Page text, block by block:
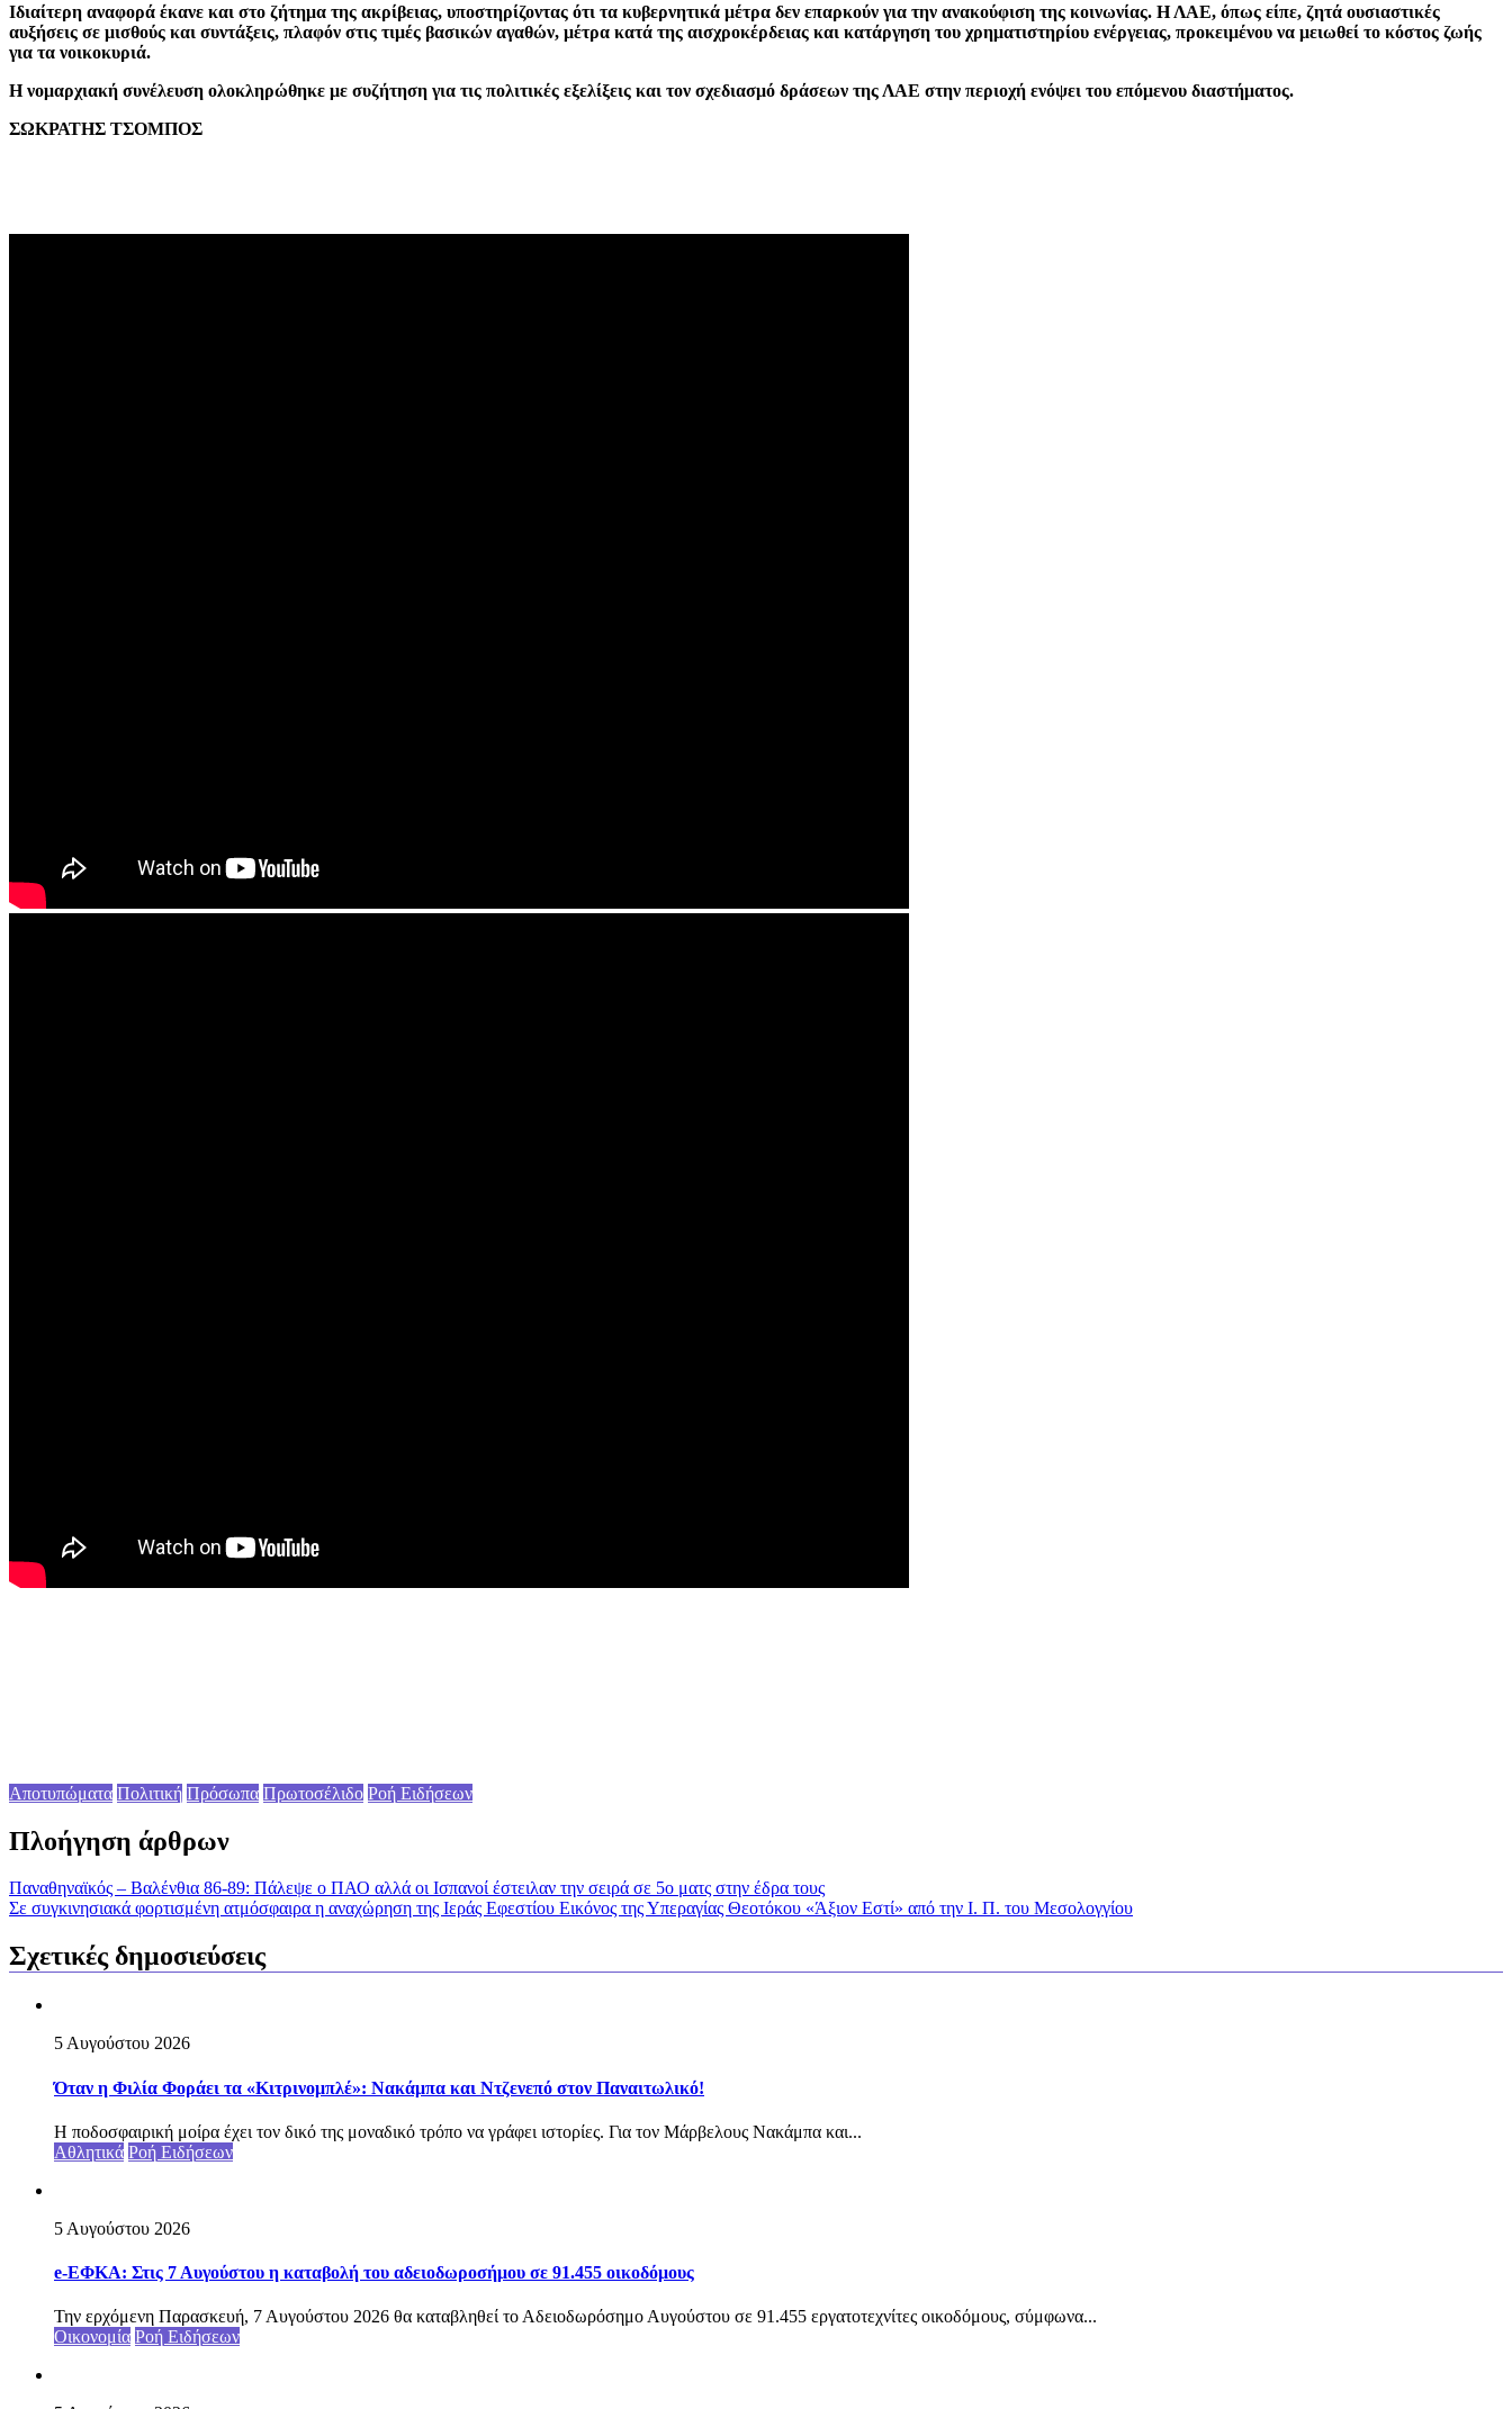
Ιδιαίτερη αναφορά έκανε και στο ζήτημα της ακρίβειας, υποστηρίζοντας ότι τα κυβερνητικά μέτρα δεν επαρκούν για την ανακούφιση της κοινωνίας. Η ΛΑΕ, όπως είπε, ζητά ουσιαστικές
αυξήσεις σε μισθούς και συντάξεις, πλαφόν στις τιμές βασικών αγαθών, μέτρα κατά της αισχροκέρδειας και κατάργηση του χρηματιστηρίου ενέργειας, προκειμένου να μειωθεί το κόστος ζωής
για τα νοικοκυριά.
Η νομαρχιακή συνέλευση ολοκληρώθηκε με συζήτηση για τις πολιτικές εξελίξεις και τον σχεδιασμό δράσεων της ΛΑΕ στην περιοχή ενόψει του επόμενου διαστήματος.
ΣΩΚΡΑΤΗΣ ΤΣΟΜΠΟΣ
Αποτυπώματα Πολιτική Πρόσωπα Πρωτοσέλιδο Ροή Ειδήσεων
Πλοήγηση άρθρων
Παναθηναϊκός – Βαλένθια 86-89: Πάλεψε ο ΠΑΟ αλλά οι Ισπανοί έστειλαν την σειρά σε 5ο ματς στην έδρα τους
Σε συγκινησιακά φορτισμένη ατμόσφαιρα η αναχώρηση της Ιεράς Εφεστίου Εικόνος της Υπεραγίας Θεοτόκου «Άξιον Εστί» από την Ι. Π. του Μεσολογγίου
Σχετικές δημοσιεύσεις
5 Αυγούστου 2026
Όταν η Φιλία Φοράει τα «Κιτρινομπλέ»: Νακάμπα και Ντζενεπό στον Παναιτωλικό!
Η ποδοσφαιρική μοίρα έχει τον δικό της μοναδικό τρόπο να γράφει ιστορίες. Για τον Μάρβελους Νακάμπα και...
Αθλητικά Ροή Ειδήσεων
5 Αυγούστου 2026
e-ΕΦΚΑ: Στις 7 Αυγούστου η καταβολή του αδειοδωροσήμου σε 91.455 οικοδόμους
Την ερχόμενη Παρασκευή, 7 Αυγούστου 2026 θα καταβληθεί το Αδειοδωρόσημο Αυγούστου σε 91.455 εργατοτεχνίτες οικοδόμους, σύμφωνα...
Οικονομία Ροή Ειδήσεων